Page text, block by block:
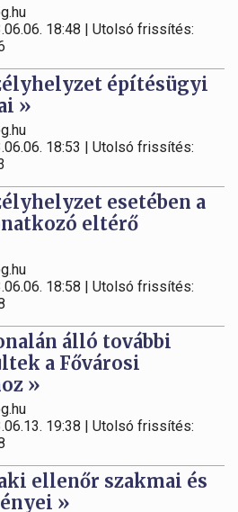
18:48 | Utolsó frissítés:
építésügyi
»
18:53 | Utolsó frissítés:
esetében a
eltérő
18:58 | Utolsó frissítés:
álló további
a Fővárosi
»
19:38 | Utolsó frissítés:
ellenőr szakmai és
»